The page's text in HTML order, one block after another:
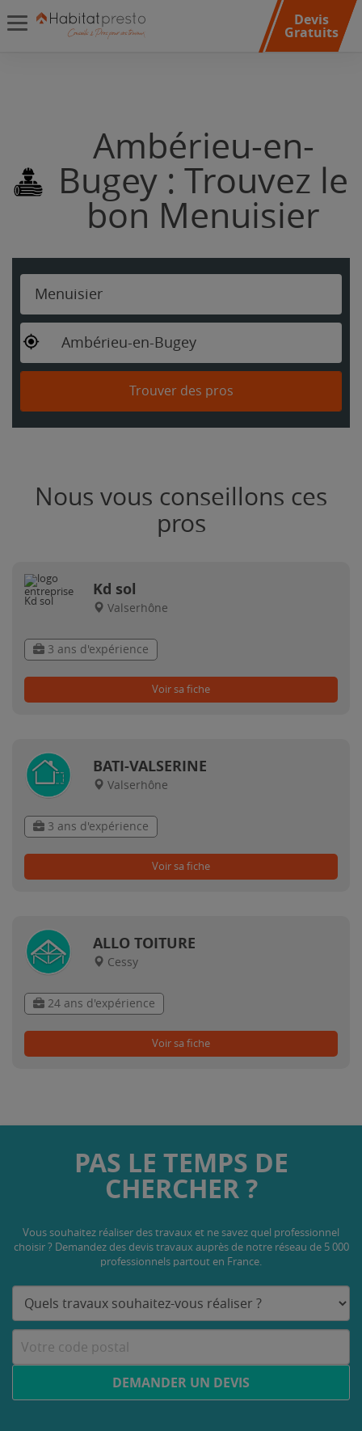
Devis
Gratuits
Ambérieu-en-
Bugey : Trouvez le
bon Menuisier
Menuisier
Ambérieu-en-Bugey
Trouver des pros
Nous vous conseillons ces
pros
Kd sol
Valserhône
3 ans d'expérience
Voir sa fiche
BATI-VALSERINE
Valserhône
3 ans d'expérience
Voir sa fiche
ALLO TOITURE
Cessy
24 ans d'expérience
Voir sa fiche
PAS LE TEMPS DE
CHERCHER ?
Vous souhaitez réaliser des travaux et ne savez quel professionnel
choisir ? Demandez des devis travaux auprès de notre réseau de 5 000
professionnels partout en France.
DEMANDER UN DEVIS